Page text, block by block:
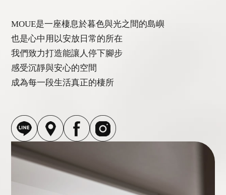
MOUE是一座棲息於暮色與光之間的島嶼
也是心中用以安放日常的所在
我們致力打造能讓人停下腳步
感受沉靜與安心的空間
成為每一段生活真正的棲所